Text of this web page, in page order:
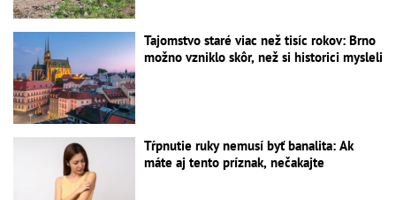
Tajomstvo staré viac než tisíc rokov: Brno
možno vzniklo skôr, než si historici mysleli
Tŕpnutie ruky nemusí byť banalita: Ak
máte aj tento príznak, nečakajte